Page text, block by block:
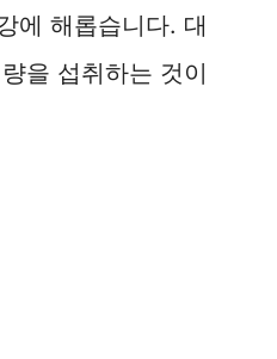
에 해롭습니다. 대
을 섭취하는 것이